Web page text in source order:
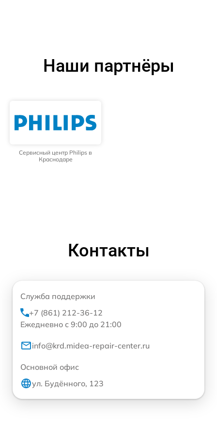
Наши партнёры
Сервисный центр Philips в
Краснодаре
Контакты
Служба поддержки
+7 (861) 212-36-12
Ежедневно с 9:00 до 21:00
info@krd.midea-repair-center.ru
Основной офис
ул. Будённого, 123